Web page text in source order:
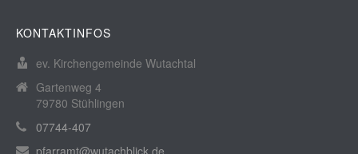
KONTAKTINFOS
ev. Kirchengemeinde Wutachtal
Gartenweg 4
79780 Stühlingen
07744-407